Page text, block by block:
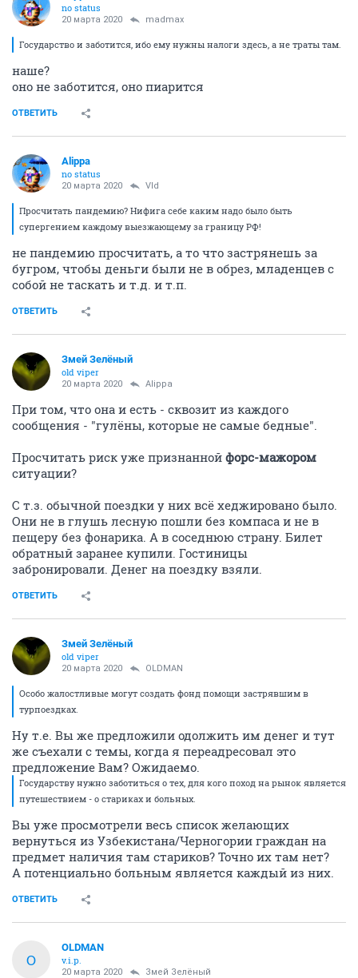
no status
20 марта 2020 madmax
Государство и заботится, ибо ему нужны налоги здесь, а не траты там.
наше?
оно не заботится, оно пиарится
ОТВЕТИТЬ
Alippa
no status
20 марта 2020 Vld
Просчитать пандемию? Нифига себе каким надо было быть
супергением каждому выезжающему за границу РФ!
не пандемию просчитать, а то что застрянешь за
бугром, чтобы деньги были не в обрез, младенцев с
собой не таскать и т.д. и т.п.
ОТВЕТИТЬ
Змей Зелёный
old viper
20 марта 2020 Alippa
При том, что она и есть - сквозит из каждого
сообщения - "гулёны, которые не самые бедные".
Просчитать риск уже признанной форс-мажором
ситуации?
С т.з. обычной поездки у них всё хеджировано было.
Они не в глушь лесную пошли без компаса и не в
пещеру без фонарика. А в соседнюю страну. Билет
обратный заранее купили. Гостиницы
забронировали. Денег на поездку взяли.
ОТВЕТИТЬ
Змей Зелёный
old viper
20 марта 2020 OLDMAN
Особо жалостливые могут создать фонд помощи застрявшим в
турпоездках.
Ну т.е. Вы же предложили одолжить им денег и тут
же съехали с темы, когда я переадресовал это
предложение Вам? Ожидаемо.
Государству нужно заботиться о тех, для кого поход на рынок является
путешествием - о стариках и больных.
Вы уже просмотрели весь список желающих
вернуться из Узбекистана/Черногории граждан на
предмет наличия там стариков? Точно их там нет?
А потенциально больным является каждый из них.
ОТВЕТИТЬ
O
OLDMAN
v.i.p.
20 марта 2020 Змей Зелёный